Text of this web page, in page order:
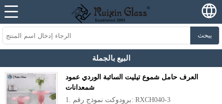
يبحث
البيع بالجملة
العرف حامل شموع تيليت السائبة الوردي عمود
شمعدانات
1. برودوكت نموذج رقم: RXCH040-3